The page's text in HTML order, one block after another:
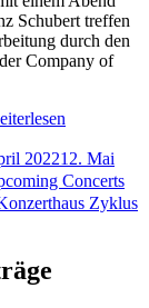
Schubert treffen
durch den
Company of
202212. Mai
Concerts
Zyklus